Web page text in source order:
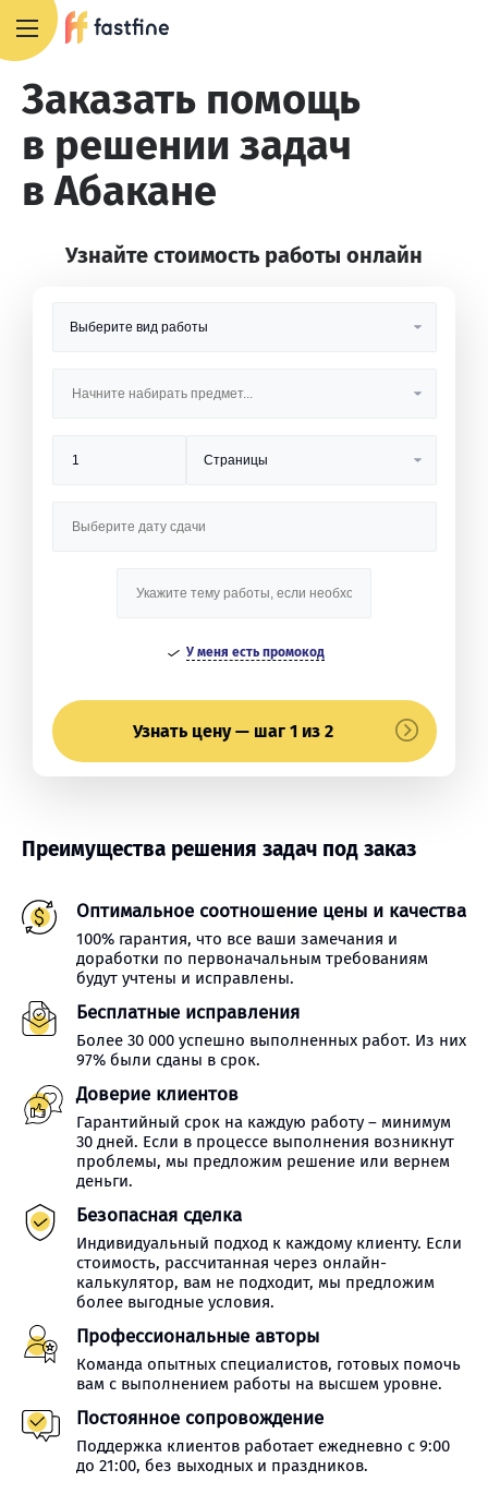
Заказать помощь
в решении задач
в Абакане
Узнайте стоимость работы онлайн
У меня есть промокод
Узнать цену — шаг 1 из 2
Преимущества решения задач под заказ
Оптимальное соотношение цены и качества
100% гарантия, что все ваши замечания и
доработки по первоначальным требованиям
будут учтены и исправлены.
Бесплатные исправления
Более 30 000 успешно выполненных работ. Из них
97% были сданы в срок.
Доверие клиентов
Гарантийный срок на каждую работу – минимум
30 дней. Если в процессе выполнения возникнут
проблемы, мы предложим решение или вернем
деньги.
Безопасная сделка
Индивидуальный подход к каждому клиенту. Если
стоимость, рассчитанная через онлайн-
калькулятор, вам не подходит, мы предложим
более выгодные условия.
Профессиональные авторы
Команда опытных специалистов, готовых помочь
вам с выполнением работы на высшем уровне.
Постоянное сопровождение
Поддержка клиентов работает ежедневно с 9:00
до 21:00, без выходных и праздников.